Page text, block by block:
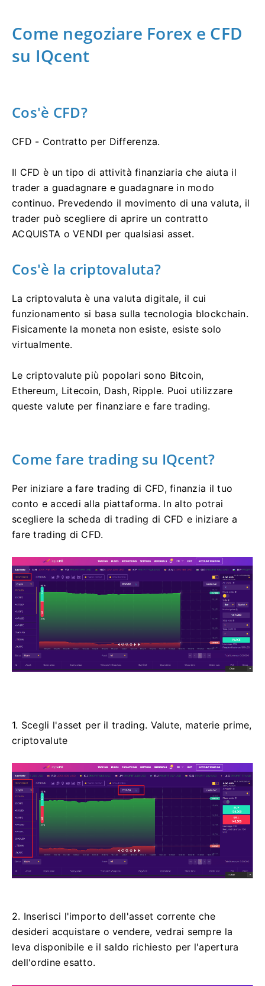
Come negoziare Forex e CFD
su IQcent
Cos'è CFD?
CFD - Contratto per Differenza.
Il CFD è un tipo di attività finanziaria che aiuta il
trader a guadagnare e guadagnare in modo
continuo. Prevedendo il movimento di una valuta, il
trader può scegliere di aprire un contratto
ACQUISTA o VENDI per qualsiasi asset.
Cos'è la criptovaluta?
La criptovaluta è una valuta digitale, il cui
funzionamento si basa sulla tecnologia blockchain.
Fisicamente la moneta non esiste, esiste solo
virtualmente.
Le criptovalute più popolari sono Bitcoin,
Ethereum, Litecoin, Dash, Ripple. Puoi utilizzare
queste valute per finanziare e fare trading.
Come fare trading su IQcent?
Per iniziare a fare trading di CFD, finanzia il tuo
conto e accedi alla piattaforma. In alto potrai
scegliere la scheda di trading di CFD e iniziare a
fare trading di CFD.
1. Scegli l'asset per il trading. Valute, materie prime,
criptovalute
2. Inserisci l'importo dell'asset corrente che
desideri acquistare o vendere, vedrai sempre la
leva disponibile e il saldo richiesto per l'apertura
dell'ordine esatto.